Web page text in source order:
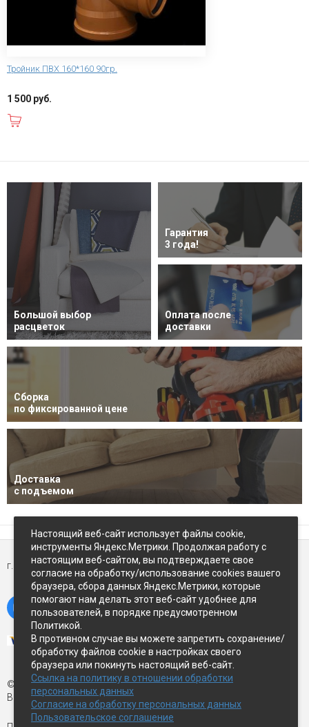
Тройник ПВХ 160*160 90гр.
1 500 руб.
Большой выбор
расцветок
Гарантия
3 года!
Оплата после
доставки
Сборка
по фиксированной цене
Доставка
с подъемом
г. Петропавловск-Камчатский,ул Восточное-шоссе, д.5
© Экспострой, 2026 г.
Все права защищены
Настоящий веб-сайт использует файлы cookie,
инструменты Яндекс.Метрики. Продолжая работу с
настоящим веб-сайтом, вы подтверждаете свое
согласие на обработку/использование cookies вашего
браузера, сбора данных Яндекс.Метрики, которые
помогают нам делать этот веб-сайт удобнее для
пользователей, в порядке предусмотренном
Политикой.
В противном случае вы можете запретить сохранение/
обработку файлов cookie в настройках своего
браузера или покинуть настоящий веб-сайт.
Ссылка на политику в отношении обработки
персональных данных
Согласие на обработку персональных данных
Пользовательское соглашение